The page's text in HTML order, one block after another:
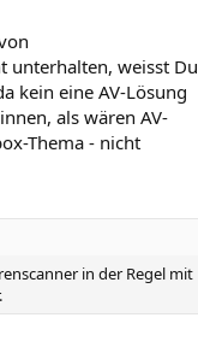
unterhalten, weisst Du
kein eine AV-Lösung
als wären AV-
Thema - nicht
in der Regel mit